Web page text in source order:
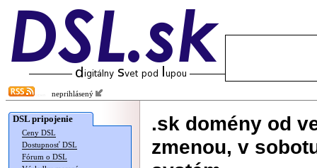
neprihlásený
DSL pripojenie
Ceny DSL
Dostupnosť DSL
Fórum o DSL
.sk domény od
zmenou, v